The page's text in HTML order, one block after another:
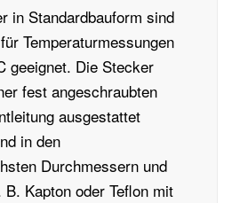
in Standardbauform sind
Temperaturmessungen
geeignet. Die Stecker
fest angeschraubten
ausgestattet
in den
Durchmessern und
Kapton oder Teflon mit